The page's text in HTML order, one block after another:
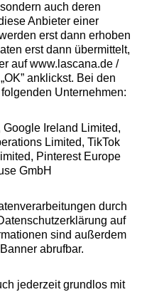
auch deren
Anbieter einer
erst dann erhoben
erst dann übermittelt,
auf www.lascana.de /
anklickst. Bei den
Unternehmen:
Ireland Limited,
Limited, TikTok
Pinterest Europe
GmbH
durch
auf
sind außerdem
abrufbar.
jederzeit grundlos mit